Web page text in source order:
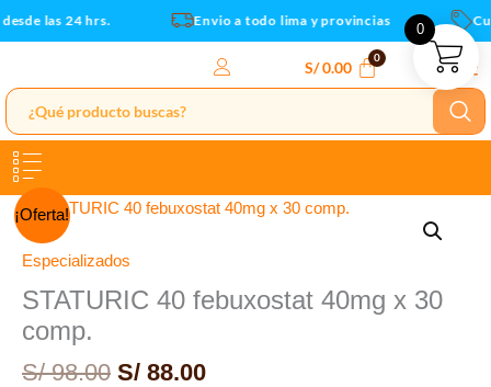
Ir
al
las 24 hrs. Envio a todo lima y provincias
S/0.00
¡Oferta!
Especializados
STATURIC 40 febuxostat 40mg x 30
comp.
S/98.00
El
original
era:
S/ 98.00.
S/ 88.00
El
es:
S/ 88.00.
STATURIC
40
febuxostat
x
30
comp.
0
comp.